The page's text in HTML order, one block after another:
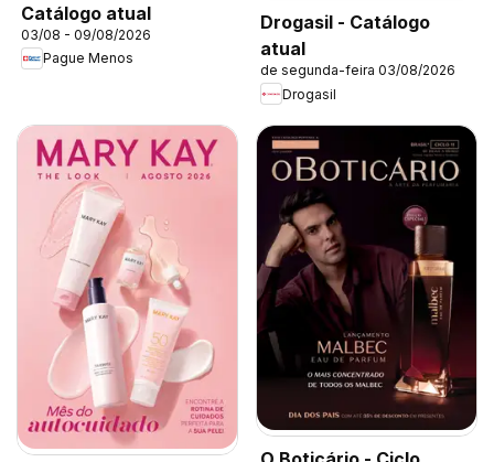
Catálogo atual
03/08 - 09/08/2026
Pague Menos
Drogasil - Catálogo
atual
de segunda-feira 03/08/2026
Drogasil